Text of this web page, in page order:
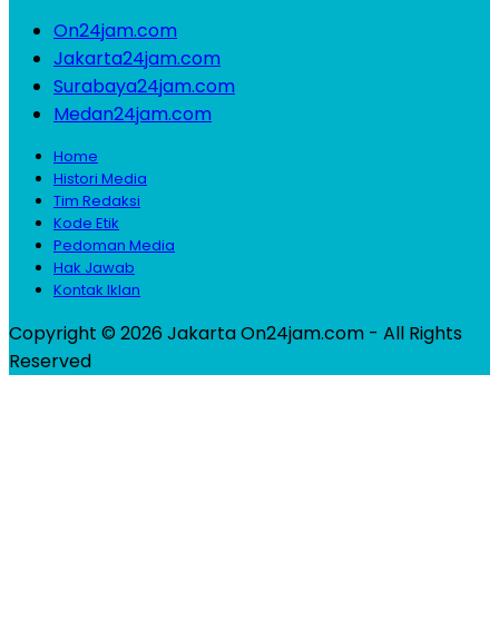
On24jam.com
Jakarta24jam.com
Surabaya24jam.com
Medan24jam.com
Home
Histori Media
Tim Redaksi
Kode Etik
Pedoman Media
Hak Jawab
Kontak Iklan
Copyright © 2026 Jakarta On24jam.com - All Rights
Reserved